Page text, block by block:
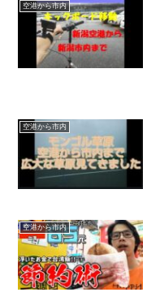
空港から市内
空港から市内
空港から市内